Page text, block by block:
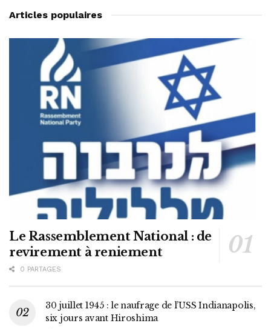
Articles populaires
Le Rassemblement National : de
revirement à reniement
0 PARTAGES
30 juillet 1945 : le naufrage de l’USS Indianapolis,
six jours avant Hiroshima